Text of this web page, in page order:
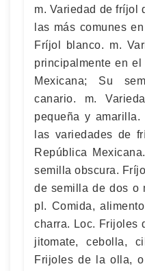
m. Variedad de fríjol
las más comunes
Fríjol blanco. m.
principalmente en
Mexicana; Su
canario. m.
pequeña y
las variedades de
República
semilla obscura.
de semilla de dos o
pl. Comida,
charra. Loc. Frijoles
jitomate, cebolla,
Frijoles de la olla,